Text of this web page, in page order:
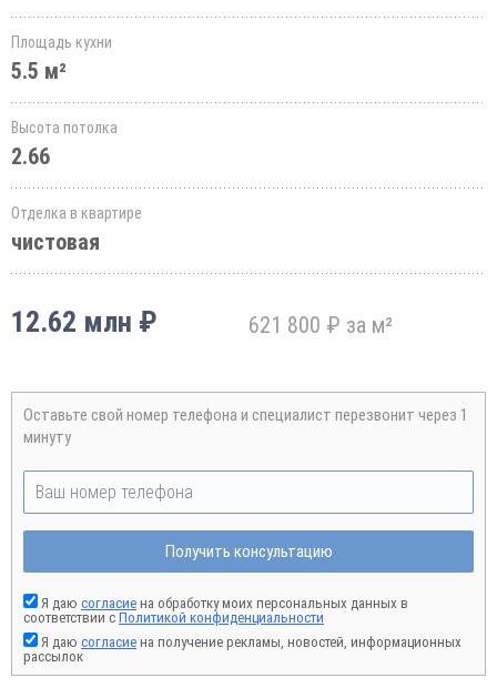
Площадь кухни
5.5 м²
Высота потолка
2.66
Отделка в квартире
чистовая
12.62 млн ₽ 621 800 ₽ за м²
Оставьте свой номер телефона и специалист перезвонит через 1
минуту
Получить консультацию
Я даю согласие на обработку моих персональных данных в
соответствии с Политикой конфиденциальности
Я даю согласие на получение рекламы, новостей, информационных
рассылок